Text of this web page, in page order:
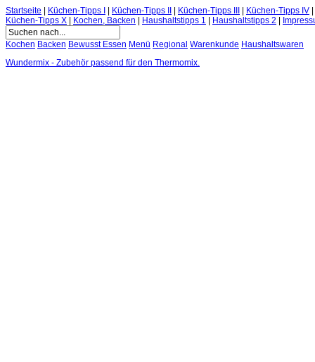
Startseite Küchen-Tipps I Küchen-Tipps II Küchen-Tipps III Küchen-Tipps IV
Küchen-Tipps X
Kochen, Backen Haushaltstipps 1 Haushaltstipps 2
Kochen Backen Bewusst Essen Menü Regional Warenkunde Haushaltswaren
Wundermix - Zubehör passend für den Thermomix.